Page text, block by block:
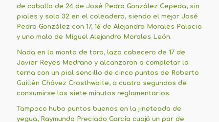
de caballo de 24 de José Pedro González Cepeda, sin
piales y solo 32 en el coleadero, siendo el mejor José
Pedro González con 17, 16 de Alejandro Morales Palacio
y uno malo de Miguel Alejandro Morales León.
Nada en la monta de toro, lazo cabecero de 17 de
Javier Reyes Medrano y alcanzaron a completar la
terna con un pial sencillo de cinco puntos de Roberto
Guillén Chávez Crosthwaite, a cuatro segundos de
consumirse los siete minutos reglamentarios.
Tampoco hubo puntos buenos en la jineteada de
yegua, Raymundo Preciado García cuajó un par de